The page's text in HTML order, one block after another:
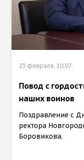
23 февраля, 10:07
Повод с
наших воинов
Поздравление с
ректора
Боровикова.